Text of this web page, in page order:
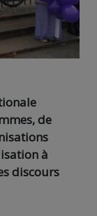
de
à
discours